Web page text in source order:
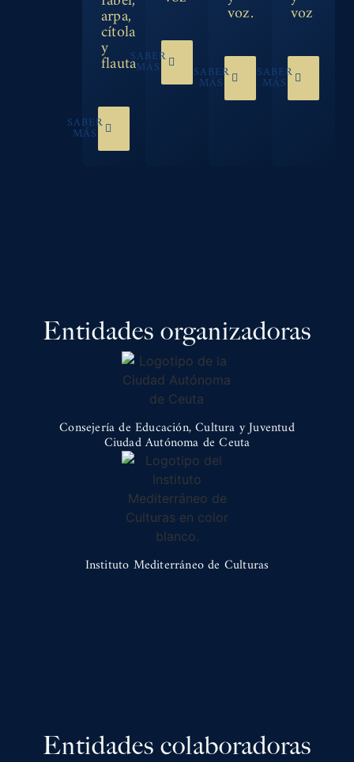
arpa,
cítola
y
flauta
SABER
MÁS
SABER
MÁS
voz.
SABER
MÁS
voz
SABER
MÁS
Entidades organizadoras
Consejería de Educación, Cultura y Juventud
Ciudad Autónoma de Ceuta
Instituto Mediterráneo de Culturas
Entidades colaboradoras